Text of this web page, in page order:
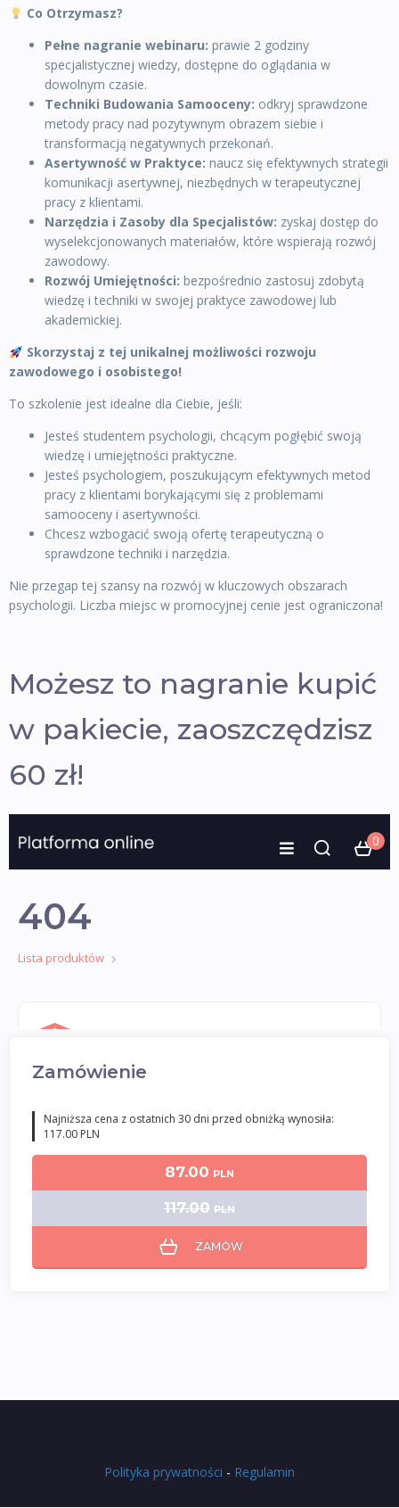
Co Otrzymasz?
Pełne nagranie webinaru: prawie 2 godziny
specjalistycznej wiedzy, dostępne do oglądania w
dowolnym czasie.
Techniki Budowania Samooceny: odkryj sprawdzone
metody pracy nad pozytywnym obrazem siebie i
transformacją negatywnych przekonań.
Asertywność w Praktyce: naucz się efektywnych strategii
komunikacji asertywnej, niezbędnych w terapeutycznej
pracy z klientami.
Narzędzia i Zasoby dla Specjalistów: zyskaj dostęp do
wyselekcjonowanych materiałów, które wspierają rozwój
zawodowy.
Rozwój Umiejętności: bezpośrednio zastosuj zdobytą
wiedzę i techniki w swojej praktyce zawodowej lub
akademickiej.
Skorzystaj z tej unikalnej możliwości rozwoju
zawodowego i osobistego!
To szkolenie jest idealne dla Ciebie, jeśli:
Jesteś studentem psychologii, chcącym pogłębić swoją
wiedzę i umiejętności praktyczne.
Jesteś psychologiem, poszukującym efektywnych metod
pracy z klientami borykającymi się z problemami
samooceny i asertywności.
Chcesz wzbogacić swoją ofertę terapeutyczną o
sprawdzone techniki i narzędzia.
Nie przegap tej szansy na rozwój w kluczowych obszarach
psychologii. Liczba miejsc w promocyjnej cenie jest ograniczona!
Możesz to nagranie kupić
w pakiecie, zaoszczędzisz
60 zł!
Zamówienie
Najniższa cena z ostatnich 30 dni przed obniżką wynosiła:
117.00 PLN
87.00 PLN
117.00 PLN
ZAMÓW
Polityka prywatności - Regulamin